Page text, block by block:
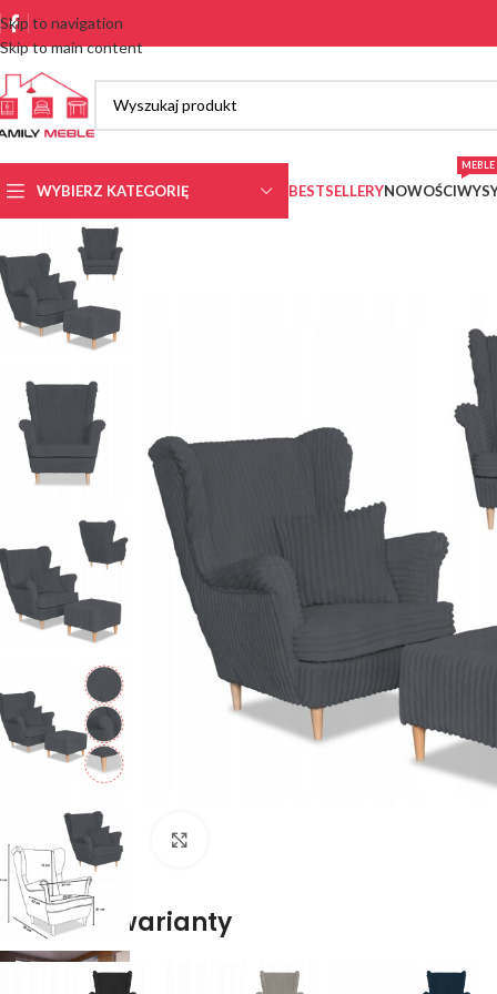
Skip to navigation
Skip to main content
WYBIERZ KATEGORIĘ BESTSELLERYNOWOŚCI
MEBLE
warianty